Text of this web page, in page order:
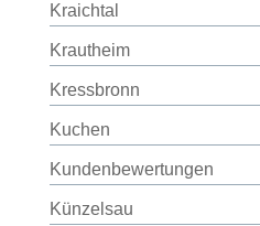
Kraichtal
Krautheim
Kressbronn
Kuchen
Kundenbewertungen
Künzelsau